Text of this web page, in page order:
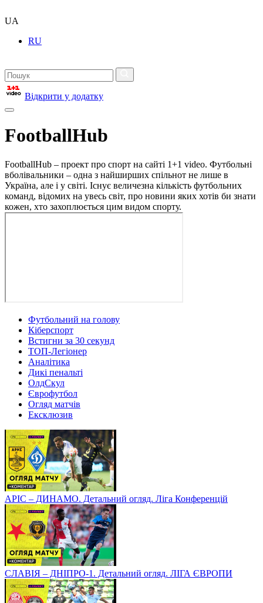
UA
RU
Відкрити у додатку
FootballHub
FootballHub – проект про спорт на сайті 1+1 video. Футбольні
вболівальники – одна з найширших спільнот не лише в
Україна, але і у світі. Існує величезна кількість футбольних
команд, відомих на увесь світ, про новини яких хотів би знати
кожен, хто захоплюється цим видом спорту.
Футбольний на голову
Кіберспорт
Встигни за 30 секунд
ТОП-Легіонер
Аналітика
Дикі пенальті
ОлдСкул
Єврофутбол
Огляд матчів
Ексклюзив
АРІС – ДИНАМО. Детальний огляд. Ліга Конференцій
СЛАВІЯ – ДНІПРО-1. Детальний огляд. ЛІГА ЄВРОПИ